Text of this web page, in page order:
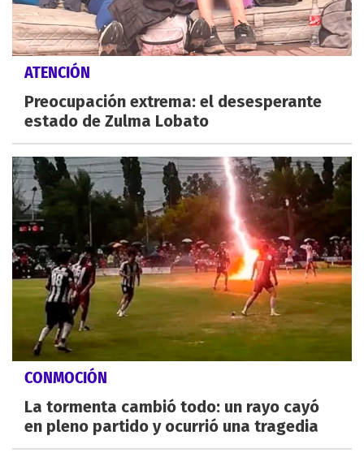
ATENCIÓN
Preocupación extrema: el desesperante
estado de Zulma Lobato
CONMOCIÓN
La tormenta cambió todo: un rayo cayó
en pleno partido y ocurrió una tragedia